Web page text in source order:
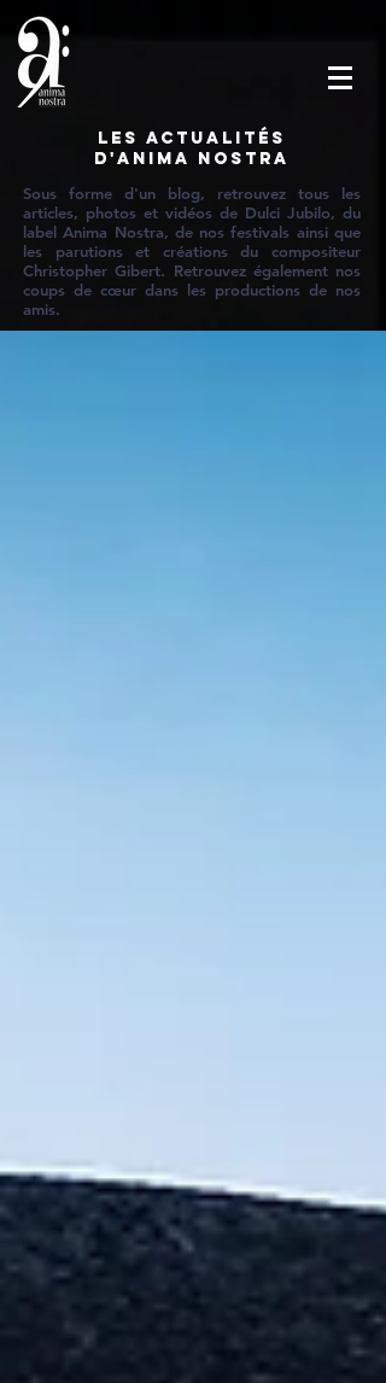
Les actualités
d'Anima Nostra
Sous forme d'un blog, retrouvez tous les
articles, photos et vidéos de Dulci Jubilo, du
label Anima Nostra, de nos festivals ainsi que
les parutions et créations du compositeur
Christopher Gibert. Retrouvez également nos
coups de cœur dans les productions de nos
amis.